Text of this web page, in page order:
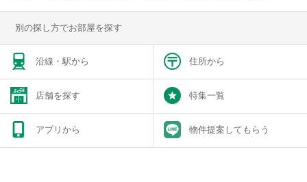
別の探し方でお部屋を探す
沿線・駅から 住所から
店舗を探す 特集一覧
アプリから 物件提案してもらう